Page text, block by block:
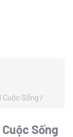
Sống
Sống